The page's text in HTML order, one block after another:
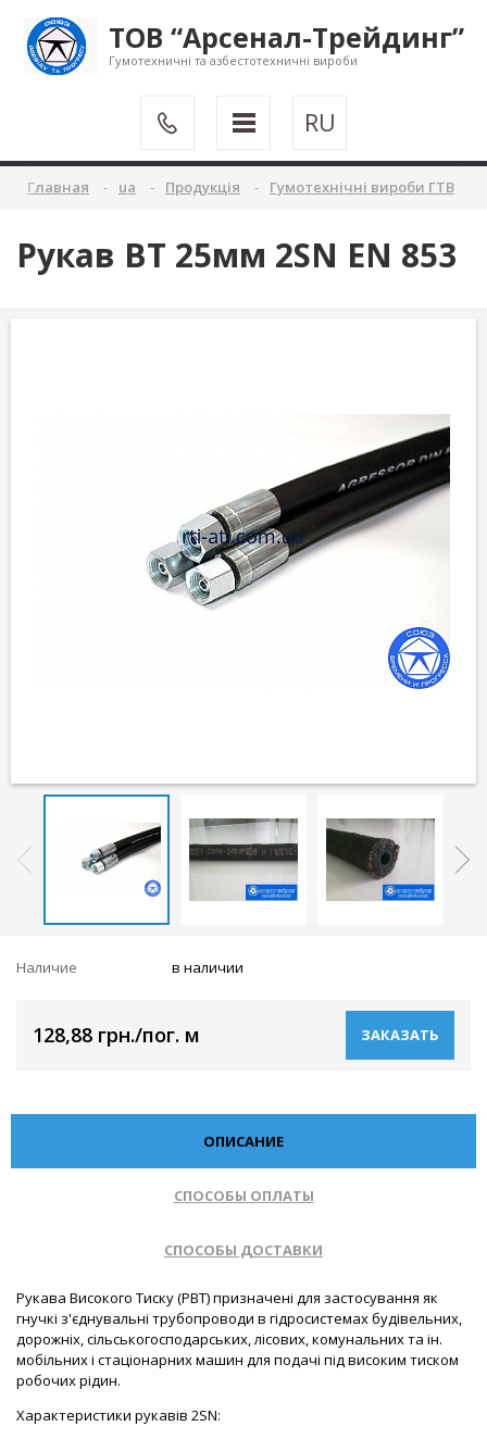
ТОВ “Арсенал-Трейдинг”
Гумотехничні та азбестотехничні вироби
RU
Главная ua Продукція Гумотехнічні вироби ГТВ
Рукав ВТ 25мм 2SN EN 853
Наличие в наличии
128,88 грн./пог. м ЗАКАЗАТЬ
ОПИСАНИЕ
СПОСОБЫ ОПЛАТЫ
СПОСОБЫ ДОСТАВКИ
Рукава Високого Тиску (РВТ) призначені для застосування як
гнучкі з'єднувальні трубопроводи в гідросистемах будівельних,
дорожніх, сільськогосподарських, лісових, комунальних та ін.
мобільних і стаціонарних машин для подачі під високим тиском
робочих рідин.
Характеристики рукавів 2SN: